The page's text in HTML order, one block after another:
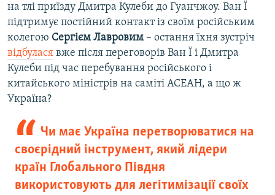
на тлі приїзду Дмитра Кулеби до Гуанчжоу. Ван Ї
підтримує постійний контакт із своїм російським
колегою Сергієм Лавровим – остання їхня зустріч
відбулася вже після переговорів Ван Ї і Дмитра
Кулеби під час перебування російського і
китайського міністрів на саміті АСЕАН, а що ж
Україна?
Чи має Україна перетворюватися на
своєрідний інструмент, який лідери
країн Глобального Півдня
використовують для легітимізації своїх